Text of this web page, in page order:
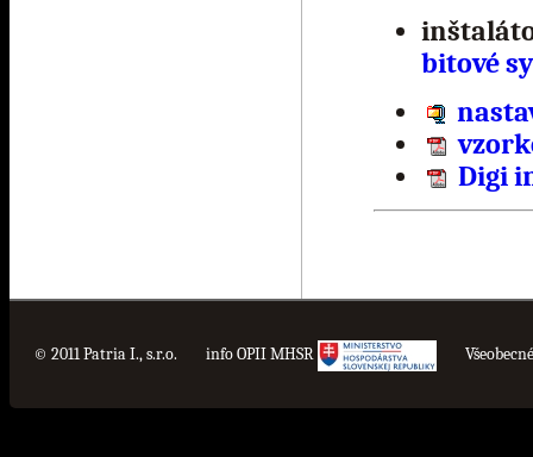
bitové
Digi
© 2011 Patria I., s.r.o. info OPII MHSR